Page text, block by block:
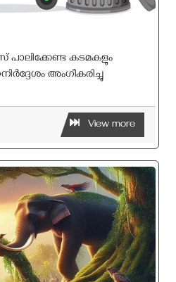
പാലിക്കേണ്ട കടമകളും
അംഗീകരിച്ചു
View more